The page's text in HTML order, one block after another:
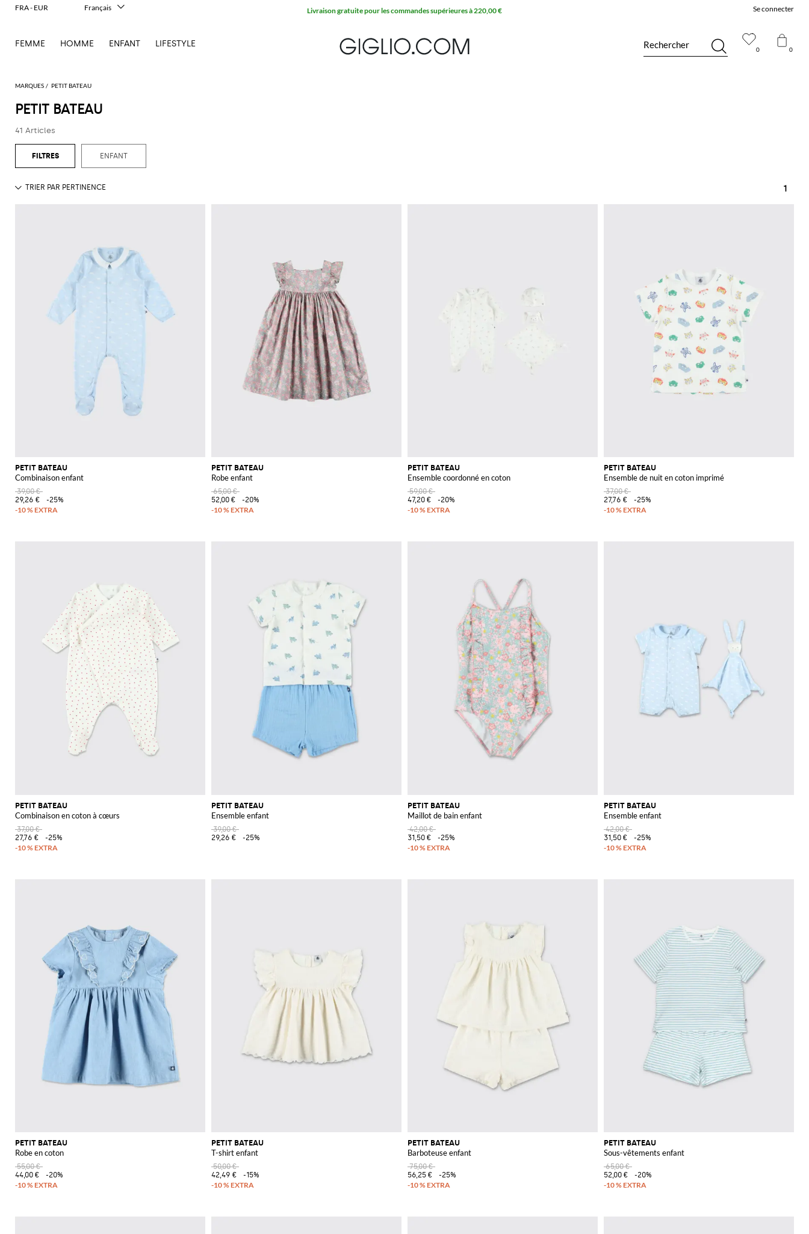
MARQUES PETIT BATEAU
PETIT BATEAU
41 Articles
ENFANT
1
PETIT BATEAU
Combinaison enfant
39,00 €
29,26 €
-25%
PETIT BATEAU
Robe enfant
65,00 €
52,00 €
-20%
PETIT BATEAU
Ensemble coordonné en coton
59,00 €
47,20 €
-20%
PETIT BATEAU
Ensemble de nuit en coton imprimé
37,00 €
27,76 €
-25%
PETIT BATEAU
Combinaison en coton à cœurs
37,00 €
27,76 €
-25%
PETIT BATEAU
Ensemble enfant
39,00 €
29,26 €
-25%
PETIT BATEAU
Maillot de bain enfant
42,00 €
31,50 €
-25%
PETIT BATEAU
Ensemble enfant
42,00 €
31,50 €
-25%
PETIT BATEAU
Robe en coton
55,00 €
44,00 €
-20%
PETIT BATEAU
T-shirt enfant
50,00 €
42,49 €
-15%
PETIT BATEAU
Barboteuse enfant
75,00 €
56,25 €
-25%
PETIT BATEAU
Sous-vêtements enfant
65,00 €
52,00 €
-20%
0 0
Rechercher
Se connecter
FEMME HOMME ENFANT LIFESTYLE
FRA - EUR
Français
Deutsch
日本語
Русский